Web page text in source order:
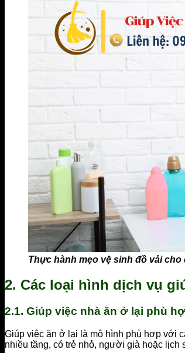
Thực hành mẹo vệ sinh đồ vải cho
2. Các loại hình dịch vụ
2.1. Giúp việc nhà ăn ở lại phù
Giúp việc ăn ở lại là mô hình phù hợp với
nhiều tầng, có trẻ nhỏ, người già hoặc lịch